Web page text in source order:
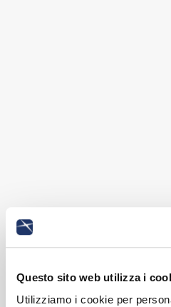
Questo sito web utilizza i
Utilizziamo i cookie per